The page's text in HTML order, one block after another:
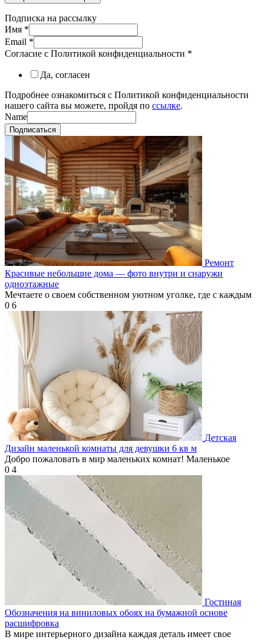
Подписка на рассылку
Имя *
Email *
Согласие с Политикой конфиденциальности *
Да, согласен
Подробнее ознакомиться с Политикой конфиденциальности
нашего сайта вы можете, пройдя по ссылке.
Name
Подписаться
Ремонт
Красивые небольшие дома — фото внутри и снаружи
одноэтажные
Мечтаете о своем собственном уютном уголке, где с каждым
0 6
Детская
Дизайн маленькой комнаты для девушки 6 кв м
Добро пожаловать в мир маленьких комнат! Маленькое
0 4
Гостиная
Обозначения на виниловых обоях на бумажной основе
расшифровка
В мире интерьерного дизайна каждая деталь имеет свое